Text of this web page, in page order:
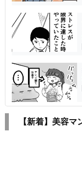
【新着】美容マ